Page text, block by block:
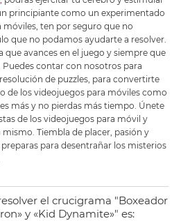
principiante como un experimentado
ten por seguro que no
que no podamos ayudarte a resolver.
avances en el juego y siempre que
Puedes contar con nosotros para
de puzzles, para convertirte
de los videojuegos para móviles como
más y no pierdas más tiempo. Únete
de los videojuegos para móvil y
Tiembla de placer, pasión y
para desentrañar los misterios
el crucigrama "Boxeador
y «Kid Dynamite»" es: